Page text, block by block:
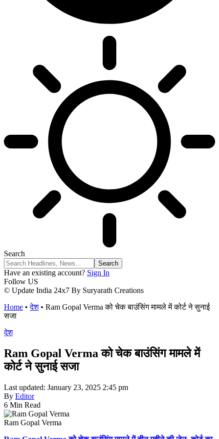
Search
Have an existing account? Sign In
Follow US
© Update India 24x7 By Suryarath Creations
Home •देश• Ram Gopal Verma को चेक बाउंसिंग मामले में कोर्ट ने सुनाई
सजा
देश
Ram Gopal Verma को चेक बाउंसिंग मामले में
कोर्ट ने सुनाई सजा
Last updated: January 23, 2025 2:45 pm
By Editor
6 Min Read
Ram Gopal Verma